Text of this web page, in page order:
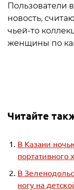
Пользователи
новость,
чьей-то
женщины по
Читайте
В Казани
портативного
В
ногу на